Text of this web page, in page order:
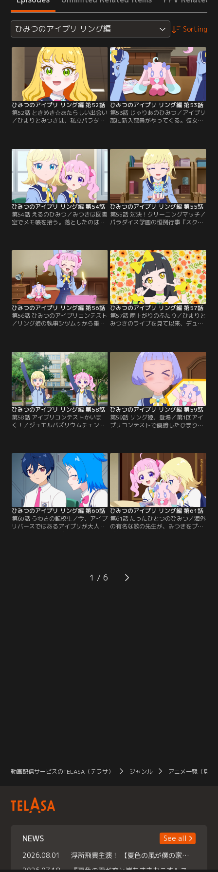
ひみつのアイプリ リング編 Sorting
ひみつのアイプリ リング編 第52話
第52話 ときめき☆あたらしい出会い
／ひまりとみつきは、私立パラダイ
んの姿で学園生活を楽しんでいる。
そんな中、ひまりとみつきはアイプ
リ部で話題になっている人気のアイ
プリモデルに会いに、アイプリバー
スへバースイン。パシャリングスタ
ジオで…。
ひみつのアイプリ リング編 第53話
第53話 じゅりあのひみつ／アイプリ
部に新入部員がやってくる。彼女の
ブを見て心がときめき、入部を決め
たらしい。だけど、完璧に歌えるま
でライブはやれないと言うじゅり
あ。ひまりとみつきはじゅりあの本
心が知りたくて、パシャリングを教
えてもらうことに。
ひみつのアイプリ リング編 第54話
第54話 えるのひみつ／みつきは図書
室でメモ帳を拾う。落としたのは、
小説家だと知るみつき。一方、大人
しい性格のえると正反対のじゅりあ
は、同じ部屋で暮らしているがケン
カばかり。えるに嫌われているんじ
ゃ……と落ち込んでしまう。それを
聞いたみつきは…。
ひみつのアイプリ リング編 第55話
第55話 対決！クリーニングマッチ／
パラダイス学園の恒例行事『スクー
のチームになって競い合うことに。
一方、それぞれ別のチームのリーダ
ーになったものの、てのひらぬいぐ
るみの「プリうさ」「プリねこ」と
一緒に、仲良く掃除を進めていくひ
まりとみつき。だが…。
ひみつのアイプリ リング編 第56話
第56話 ひみつのアイプリコンテスト
／リング姫の執事シツムゥから重大
させる世界一のアイプリを決めるコ
ンテスト。優勝した者には、エター
ナルコーデが与えられるらしい。出
場資格を手にするには、『リングゲ
ージ』をいっぱいにしなくてはいけ
ない。しかし…。
ひみつのアイプリ リング編 第57話
第57話 雨上がりのふたり／ひまりと
みつきのライブを見て以来、デュオ
葉に勇気をもらったえるは、じゅり
あをデュオに誘おうとする。だが、
じゅりあはすでに別のアイプリから
誘いを受けていた。嬉しそうなじゅ
りあを見たえるはショックを受けて
ひみつのアイプリ リング編 第58話
第58話 アイプリコンテストかいま
く！／ジュエルバズリウムチェンジ
ばりすぎなみつきを心配したチィ
は、ひまりにアドバイスを送る。ひ
まりは、みつきの大好きなものばか
りを集めた『みつきちゃん大好きパ
ーティー』をひらいて元気づけよう
とする。
ひみつのアイプリ リング編 第59話
第59話 リング姫、登場／第1回アイ
プリコンテストで優勝したひまりと
し、いよいよリング姫のいる宮殿に
向かう。しかしリング姫に会えるの
は、このライブで姫に認められた者
だけ。ときめき全開でライブをする
ラブジュリエルの二人。ポッピンド
リーミンも…。
ひみつのアイプリ リング編 第60話
第60話 うわさの転校生／今、アイプ
リバースではあるアイプリが大人
気。すご腕のプロデューサーにプロ
らぼうで無口な態度ゆえ、周りから
怖がられるすばる。廊下を慌てて歩
ひみつのアイプリ リング編 第61話
第61話 たったひとつのひみつ／海外
の有名な歌の先生が、みつきをプロ
デュースしたいと言ってきた。チャ
してあげたい、と思っている。それ
以来、ひまりはみつきが心配しない
1
動画配信サービスのTELASA（テラサ） ジャンル アニメ一覧（見放
NEWS
See all
2026.08.01
浮所飛貴主演！ 【夏色の風が僕の家にやってきた】 本日よりテラサで独占配信スタート！